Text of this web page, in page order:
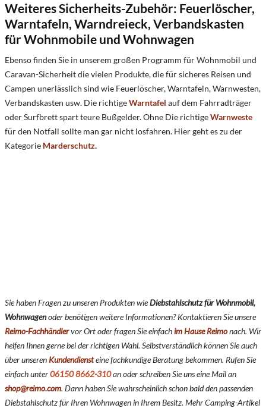
Weiteres Sicherheits-Zubehör: Feuerlöscher,
Warntafeln, Warndreieck, Verbandskasten
für Wohnmobile und Wohnwagen
Ebenso finden Sie in unserem großen Programm für Wohnmobil und
Caravan-Sicherheit die vielen Produkte, die für sicheres Reisen und
Campen unerlässlich sind wie Feuerlöscher, Warntafeln, Warnwesten,
Verbandskasten usw. Die richtigeWarntafel auf dem Fahrradträger
oder Surfbrett spart teure Bußgelder. Ohne Die richtigeWarnweste
für den Notfall sollte man gar nicht losfahren. Hier geht es zu der
Kategorie Marderschutz.
Sie haben Fragen zu unseren Produkten wieDiebstahlschutz für Wohnmobil,
Wohnwagenoder benötigen weitere Informationen? Kontaktieren Sie unsere
Reimo-Fachhändlervor Ort oder fragen Sie einfachim Hause Reimonach. Wir
helfen Ihnen gerne bei der richtigen Wahl. Selbstverständlich können Sie auch
über unseren Kundendiensteine fachkundige Beratung bekommen. Rufen Sie
einfach unter06150 8662-310an oder schreiben Sie uns eine Mail an
shop@reimo.com. Dann haben Sie wahrscheinlich schon bald den passenden
Diebstahlschutz für Ihren Wohnwagen in Ihrem Besitz. Mehr Camping-Artikel